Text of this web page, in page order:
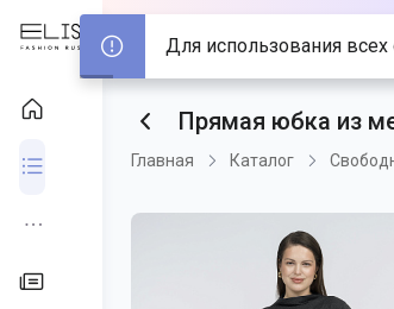
Прямая юбка из
Главная Каталог